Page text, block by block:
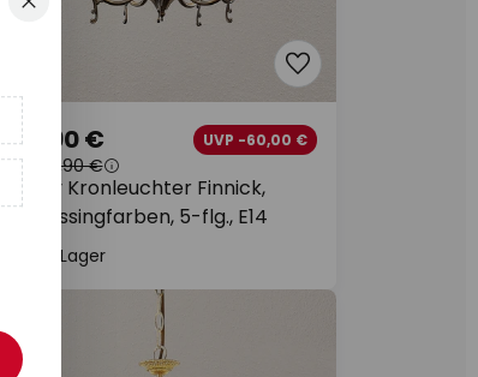
Lindby Kronleuchter Finnick,
altmessingfarben, 5-flg., E14
159,90 € UVP -60,00 €
UVP 219,90 €
Auf Lager
Schließen